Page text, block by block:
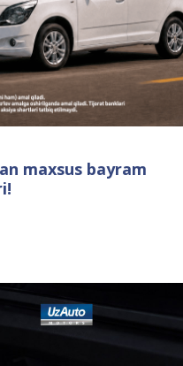
maxsus bayram